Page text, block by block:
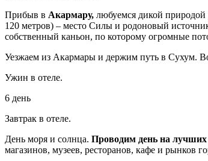
Прибыв в Акармару, любуемся дикой
120 метров) – место Силы и родоновый
собственный каньон, по которому огромные
Уезжаем из Акармары и держим путь в Сухум.
Ужин в отеле.
6 день
Завтрак в отеле.
День моря и солнца. Проводим день на
магазинов, музеев, ресторанов, кафе и рынков